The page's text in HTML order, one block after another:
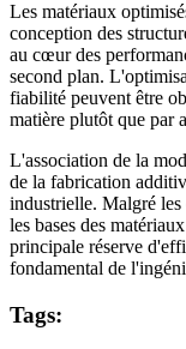
Les matériaux
conception des
au cœur des
second plan.
fiabilité peuvent être
matière plutôt que par
L'association de la
de la fabrication
industrielle. Malgré
les bases des
principale réserve
fondamental de
Tags: